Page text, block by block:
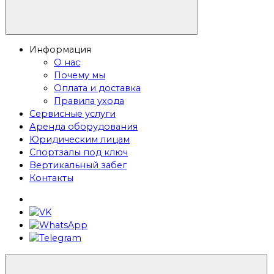
Информация
О нас
Почему мы
Оплата и доставка
Правила ухода
Сервисные услуги
Аренда оборудования
Юридическим лицам
Спортзалы под ключ
Вертикальный забег
Контакты